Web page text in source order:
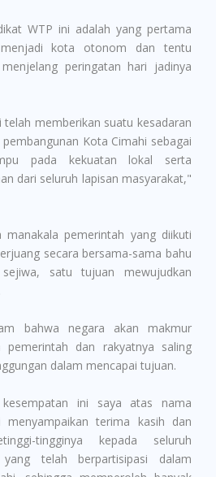
WTP ini adalah yang pertama
kota otonom dan tentu
peringatan hari jadinya
memberikan suatu kesadaran
Kota Cimahi sebagai
pada kekuatan lokal serta
dari seluruh lapisan masyarakat,"
pemerintah yang diikuti
secara bersama-sama bahu
satu tujuan mewujudkan
bahwa negara akan makmur
pemerintah dan rakyatnya saling
dalam mencapai tujuan.
ini saya atas nama
menyampaikan terima kasih dan
tingginya kepada seluruh
telah berpartisipasi dalam